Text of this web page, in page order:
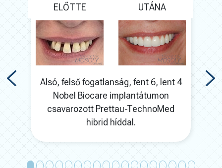
28
ELŐTTE UTÁNA
Alsó, felső fogatlanság, fent 6, lent 4
Nobel Biocare implantátumon
csavarozott Prettau-TechnoMed
hibrid híddal.